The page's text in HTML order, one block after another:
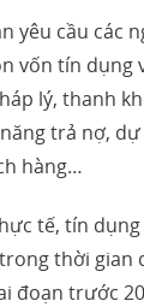
yêu cầu các
vốn tín dụng
lý, thanh
trả nợ,
hàng…
tế, tín
thời gian
đoạn trước